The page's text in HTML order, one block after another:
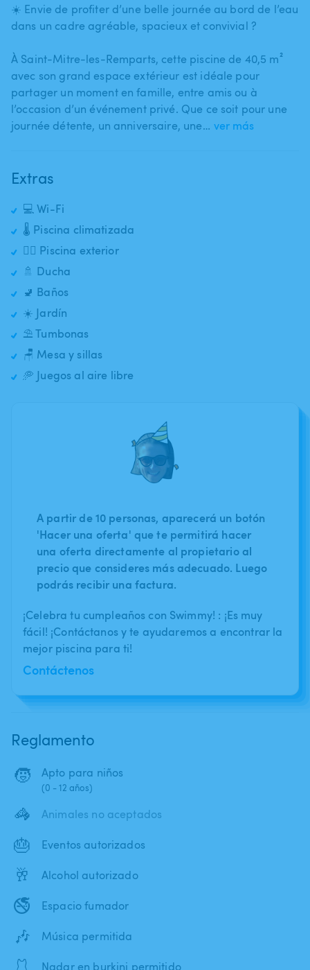
☀️ Envie de profiter d’une belle journée au bord de l’eau
dans un cadre agréable​,​ spacieux et convivial ?
À Saint-Mitre-les-Remparts​,​ cette piscine de 40​,​5 m²
avec son grand espace extérieur est idéale pour
partager un moment en famille​,​ entre amis ou à
l’occasion d’un événement privé. Que ce soit pour une
journée détente​,​ un anniversaire​,​ une… ver más
Extras
💻 Wi-Fi
🌡️ Piscina climatizada
🏊‍♂️ Piscina exterior
🚿 Ducha
🚽 Baños
☀️ Jardín
⛱️ Tumbonas
🪑 Mesa y sillas
🥏 Juegos al aire libre
A partir de 10 personas, aparecerá un botón
'Hacer una oferta' que te permitirá hacer
una oferta directamente al propietario al
precio que consideres más adecuado. Luego
podrás recibir una factura.
¡Celebra tu cumpleaños con Swimmy! : ¡Es muy
fácil! ¡Contáctanos y te ayudaremos a encontrar la
mejor piscina para ti!
Contáctenos
Reglamento
🧒 Apto para niños
(0 - 12 años)
🦓 Animales no aceptados
🎂 Eventos autorizados
🥂 Alcohol autorizado
🚭 Espacio fumador
🎶 Música permitida
Nadar en burkini permitido